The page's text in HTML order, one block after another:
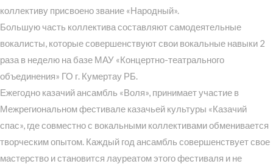
коллективу присвоено звание «Народный».
Большую часть коллектива составляют самодеятельные
вокалисты, которые совершенствуют свои вокальные навыки 2
раза в неделю на базе МАУ «Концертно-театрального
объединения» ГО г. Кумертау РБ.
Ежегодно казачий ансамбль «Воля», принимает участие в
Межрегиональном фестивале казачьей культуры «Казачий
спас», где совместно с вокальными коллективами обменивается
творческим опытом. Каждый год ансамбль совершенствует свое
мастерство и становится лауреатом этого фестиваля и не